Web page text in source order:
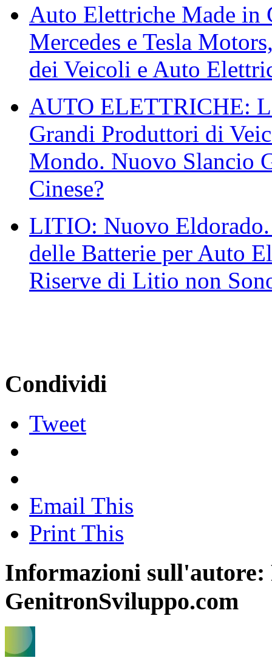
Auto Elettriche Made in
Mercedes e Tesla
dei Veicoli e Auto
AUTO ELETTRICHE:
Grandi Produttori di
Mondo. Nuovo Slancio
Cinese?
LITIO: Nuovo
delle Batterie per Auto
Riserve di Litio non
Condividi
Tweet
Email This
Print This
Informazioni sull'autore:
GenitronSviluppo.com